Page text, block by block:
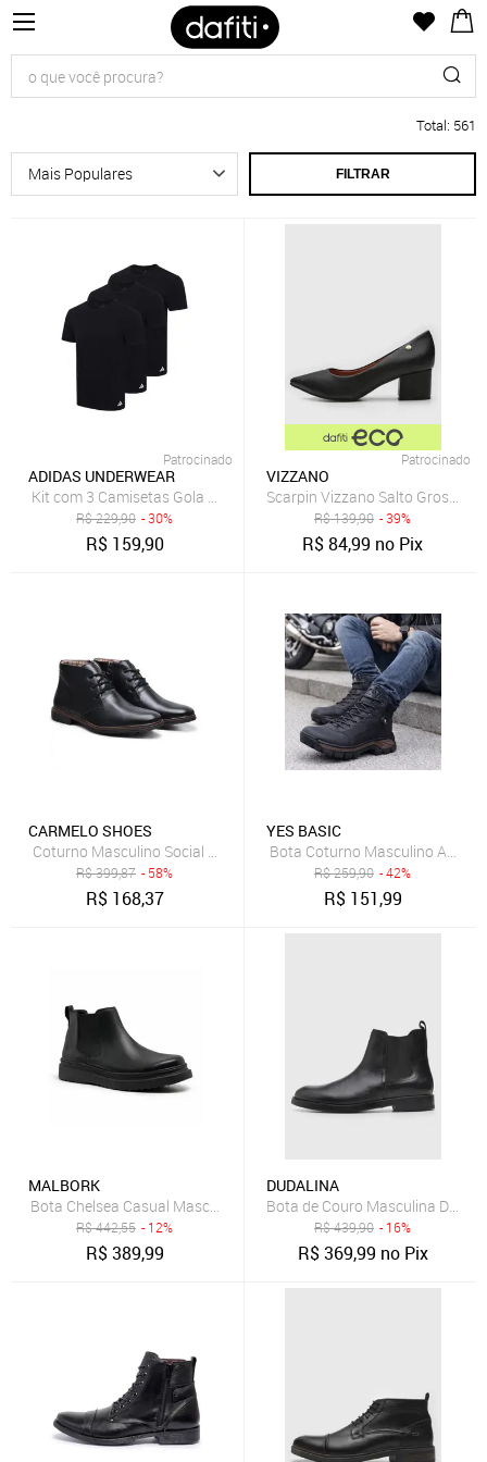
Total: 561
FILTRAR
Patrocinado
ADIDAS UNDERWEAR
Kit com 3 Camisetas Gola Careca adidas Underwear Preto
R$229,90 - 30%
R$ 159,90
Patrocinado
VIZZANO
Scarpin Vizzano Salto Grosso
R$139,90 - 39%
R$84,99 no Pix
CARMELO SHOES
Coturno Masculino Social Casual De Couro Preto Confortável Zíper
R$399,87 - 58%
R$ 168,37
YES BASIC
Bota Coturno Masculino
R$259,90 - 42%
R$ 151,99
MALBORK
Bota Chelsea Casual Masculina Malbork Couro Preto 2505_00P
R$442,55 - 12%
R$389,99
DUDALINA
Bota de Couro Masculina
R$439,90 - 16%
R$369,99 no Pix